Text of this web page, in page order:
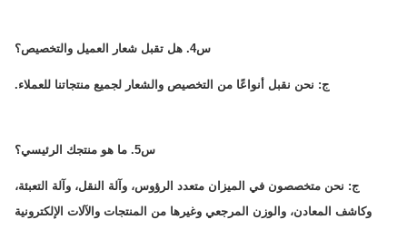
س4. هل تقبل شعار العميل والتخصيص؟
ج: نحن نقبل أنواعًا من التخصيص والشعار لجميع منتجاتنا للعملاء.
س5. ما هو منتجك الرئيسي؟
ج: نحن متخصصون في الميزان متعدد الرؤوس، وآلة النقل، وآلة التعبئة،
وكاشف المعادن، والوزن المرجعي وغيرها من المنتجات والآلات الإلكترونية